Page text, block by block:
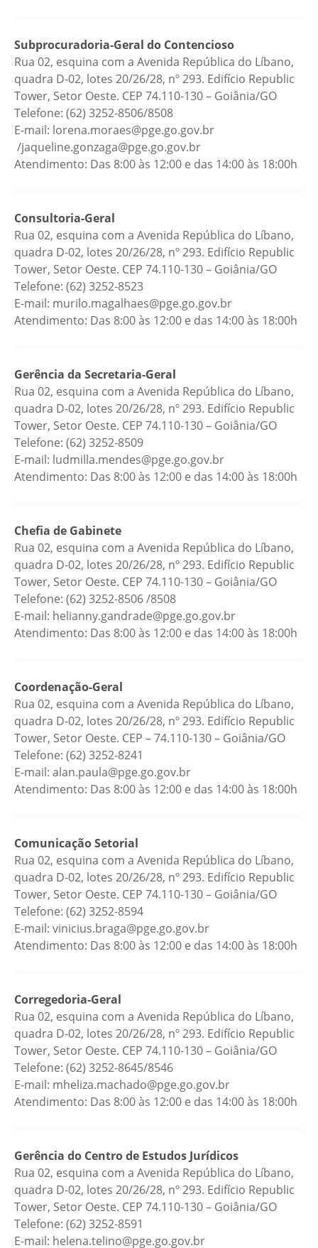
Subprocuradoria-Geral do Contencioso
Rua 02, esquina com a Avenida República do Líbano,
quadra D-02, lotes 20/26/28, nº 293. Edifício Republic
Tower, Setor Oeste. CEP 74.110-130 – Goiânia/GO
Telefone: (62) 3252-8506/8508
E-mail: lorena.moraes@pge.go.gov.br
/jaqueline.gonzaga@pge.go.gov.br
Atendimento: Das 8:00 às 12:00 e das 14:00 às 18:00h
Consultoria-Geral
Rua 02, esquina com a Avenida República do Líbano,
quadra D-02, lotes 20/26/28, nº 293. Edifício Republic
Tower, Setor Oeste. CEP 74.110-130 – Goiânia/GO
Telefone: (62) 3252-8523
E-mail: murilo.magalhaes@pge.go.gov.br
Atendimento: Das 8:00 às 12:00 e das 14:00 às 18:00h
Gerência da Secretaria-Geral
Rua 02, esquina com a Avenida República do Líbano,
quadra D-02, lotes 20/26/28, nº 293. Edifício Republic
Tower, Setor Oeste. CEP 74.110-130 – Goiânia/GO
Telefone: (62) 3252-8509
E-mail: ludmilla.mendes@pge.go.gov.br
Atendimento: Das 8:00 às 12:00 e das 14:00 às 18:00h
Chefia de Gabinete
Rua 02, esquina com a Avenida República do Líbano,
quadra D-02, lotes 20/26/28, nº 293. Edifício Republic
Tower, Setor Oeste. CEP 74.110-130 – Goiânia/GO
Telefone: (62) 3252-8506 /8508
E-mail: helianny.gandrade@pge.go.gov.br
Atendimento: Das 8:00 às 12:00 e das 14:00 às 18:00h
Coordenação-Geral
Rua 02, esquina com a Avenida República do Líbano,
quadra D-02, lotes 20/26/28, nº 293. Edifício Republic
Tower, Setor Oeste. CEP – 74.110-130 – Goiânia/GO
Telefone: (62) 3252-8241
E-mail: alan.paula@pge.go.gov.br
Atendimento: Das 8:00 às 12:00 e das 14:00 às 18:00h
Comunicação Setorial
Rua 02, esquina com a Avenida República do Líbano,
quadra D-02, lotes 20/26/28, nº 293. Edifício Republic
Tower, Setor Oeste. CEP 74.110-130 – Goiânia/GO
Telefone: (62) 3252-8594
E-mail: vinicius.braga@pge.go.gov.br
Atendimento: Das 8:00 às 12:00 e das 14:00 às 18:00h
Corregedoria-Geral
Rua 02, esquina com a Avenida República do Líbano,
quadra D-02, lotes 20/26/28, nº 293. Edifício Republic
Tower, Setor Oeste. CEP 74.110-130 – Goiânia/GO
Telefone: (62) 3252-8645/8546
E-mail: mheliza.machado@pge.go.gov.br
Atendimento: Das 8:00 às 12:00 e das 14:00 às 18:00h
Gerência do Centro de Estudos Jurídicos
Rua 02, esquina com a Avenida República do Líbano,
quadra D-02, lotes 20/26/28, nº 293. Edifício Republic
Tower, Setor Oeste. CEP 74.110-130 – Goiânia/GO
Telefone: (62) 3252-8591
E-mail: helena.telino@pge.go.gov.br